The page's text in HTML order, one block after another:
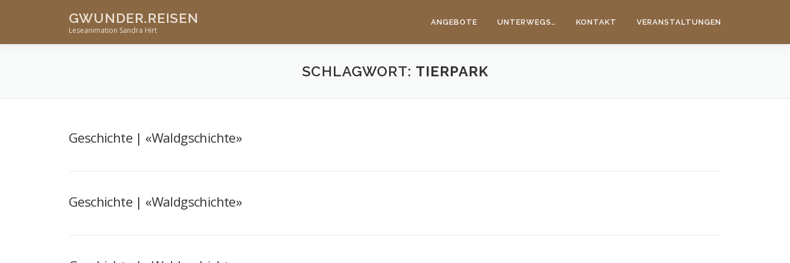
GWUNDER.REISEN
Leseanimation Sandra Hirt
ANGEBOTE UNTERWEGS… KONTAKT VERANSTALTUNGEN
SCHLAGWORT: TIERPARK
Geschichte | «Waldgschichte»
Geschichte | «Waldgschichte»